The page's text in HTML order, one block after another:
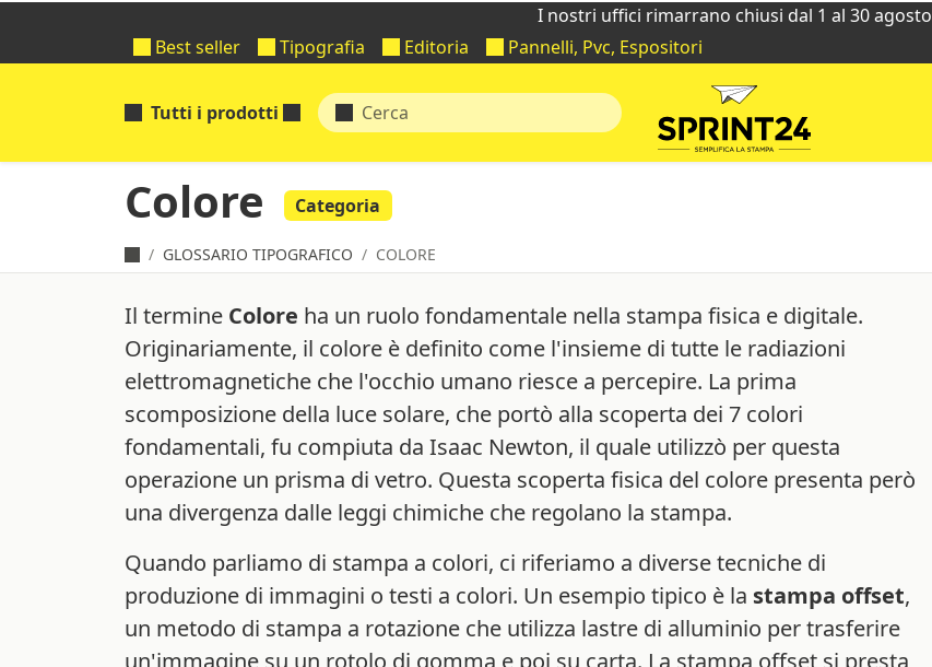
I nostri uffici rimarrano chiusi dal 1 al 30 agosto
Best seller
Tipografia Editoria Pannelli, Pvc, Espositori
Tutti i prodotti
Colore Categoria
GLOSSARIO TIPOGRAFICO COLORE
Il termine Colore ha un ruolo fondamentale nella stampa fisica e digitale.
Originariamente, il colore è definito come l'insieme di tutte le radiazioni
elettromagnetiche che l'occhio umano riesce a percepire. La prima
scomposizione della luce solare, che portò alla scoperta dei 7 colori
fondamentali, fu compiuta da Isaac Newton, il quale utilizzò per questa
operazione un prisma di vetro. Questa scoperta fisica del colore presenta però
una divergenza dalle leggi chimiche che regolano la stampa.
Quando parliamo di stampa a colori, ci riferiamo a diverse tecniche di
produzione di immagini o testi a colori. Un esempio tipico è la stampa offset
un metodo di stampa a rotazione che utilizza lastre di alluminio per trasferire
un'immagine su un rotolo di gomma e poi su carta. La stampa offset si presta